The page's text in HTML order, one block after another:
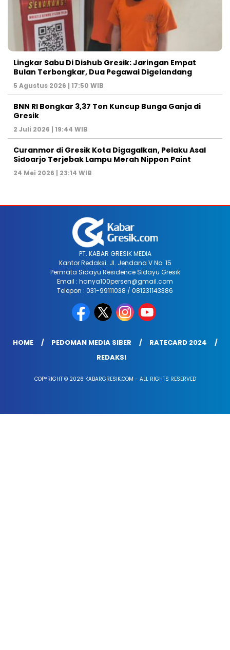
Lingkar Sabu Di Dishub Gresik: Jaringan Empat
Bulan Terbongkar, Dua Pegawai Digelandang
5 Agustus 2026 | 17:50 WIB
BNN RI Bongkar 3,37 Ton Kuncup Bunga Ganja di
Gresik
2 Juli 2026 | 19:44 WIB
Curanmor di Gresik Kota Digagalkan, Pelaku Asal
Sidoarjo Terjebak Lampu Merah Nippon Paint
24 Mei 2026 | 23:14 WIB
PT. KABAR GRESIK MEDIA
Kantor Redaksi: Jl. Jendana V No. 15
Permata Sidayu Residence Sidayu Gresik
Email : hanya100persen@gmail.com
Telepon : 031-99111038 / 081231143386
HOME PEDOMAN MEDIA SIBER
RATECARD 2024
REDAKSI
COPYRIGHT © 2026 KABARGRESIK.COM - ALL RIGHTS RESERVED